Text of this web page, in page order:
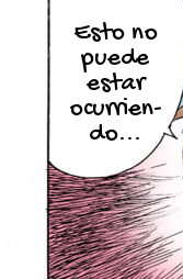
Esto no
puede
estar
ocurrien-
do...